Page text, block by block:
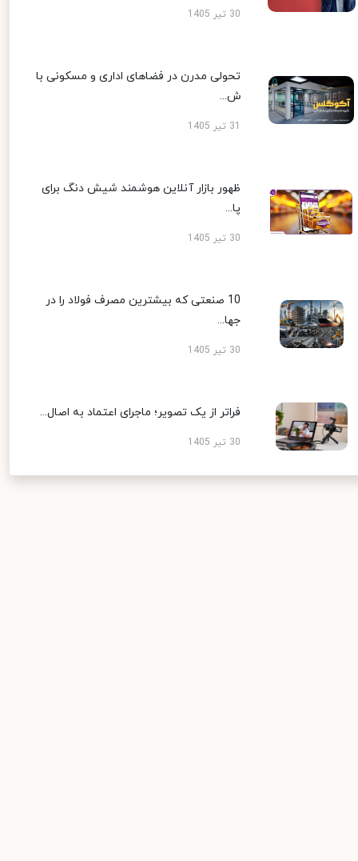
30 تیر 1405
تحولی مدرن در فضاهای اداری و مسکونی با
ش...
ظهور بازار آنلاین هوشمند شیش دنگ برای
پا...
30 تیر 1405
10 صنعتی که بیشترین مصرف فولاد را در
جها...
30 تیر 1405
فراتر از یک تصویر؛ ماجرای اعتماد به اصال...
30 تیر 1405